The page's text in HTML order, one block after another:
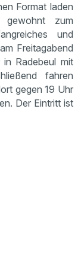
Format laden
gewohnt zum
und
Freitagabend
Radebeul mit
fahren
gegen 19 Uhr
Der Eintritt ist